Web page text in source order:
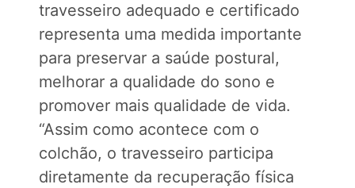
travesseiro adequado e certificado
representa uma medida importante
para preservar a saúde postural,
melhorar a qualidade do sono e
promover mais qualidade de vida.
“Assim como acontece com o
colchão, o travesseiro participa
diretamente da recuperação física